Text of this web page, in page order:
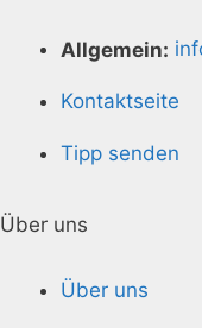
Allgemein:
Kontaktseite
Tipp senden
Über uns
Über uns